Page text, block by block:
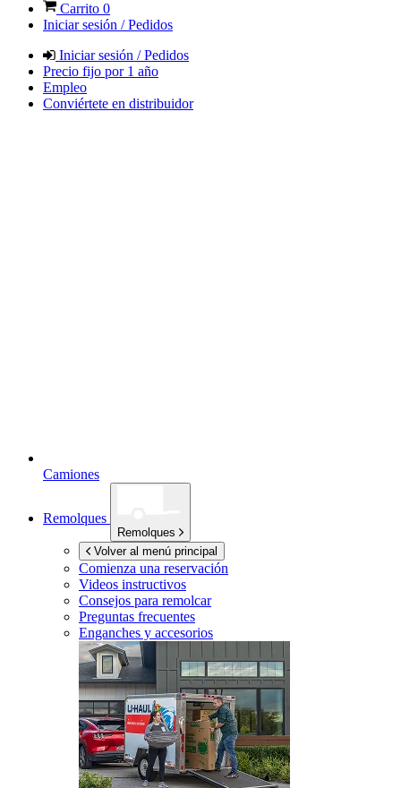
Carrito 0
Iniciar sesión / Pedidos
Iniciar sesión / Pedidos
Precio fijo por 1 año
Empleo
Conviértete en distribuidor
Camiones
Remolques
Remolques
Volver al menú principal
Comienza una reservación
Videos instructivos
Consejos para remolcar
Preguntas frecuentes
Enganches y accesorios